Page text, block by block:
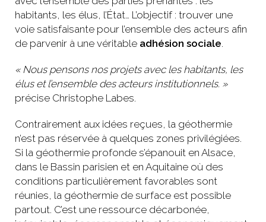
habitants, les élus, l’État… L’objectif : trouver une
voie satisfaisante pour l’ensemble des acteurs afin
de parvenir à une véritable adhésion sociale.
« Nous pensons nos projets avec les habitants, les
élus et l’ensemble des acteurs institutionnels. »
précise Christophe Labes.
Contrairement aux idées reçues, la géothermie
n’est pas réservée à quelques zones privilégiées.
Si la géothermie profonde s’épanouit en Alsace,
dans le Bassin parisien et en Aquitaine où des
conditions particulièrement favorables sont
réunies, la géothermie de surface est possible
partout. C’est une ressource décarbonée,